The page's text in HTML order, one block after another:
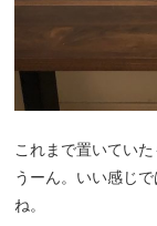
これまで置いてい
うーん。いい感じ
ね。